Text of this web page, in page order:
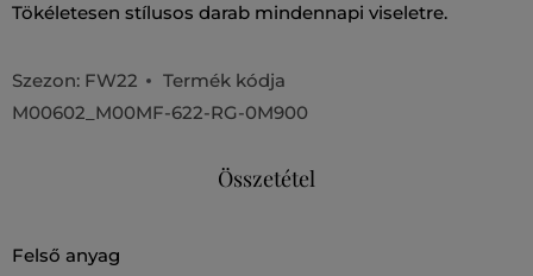
Tökéletesen stílusos darab mindennapi viseletre.
Szezon: FW22
Termék kódja
M00602_M00MF-622-RG-0M900
Összetétel
felső anyag